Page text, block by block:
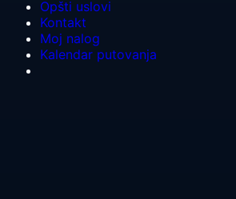
Opšti uslovi
Kontakt
Moj nalog
Kalendar putovanja